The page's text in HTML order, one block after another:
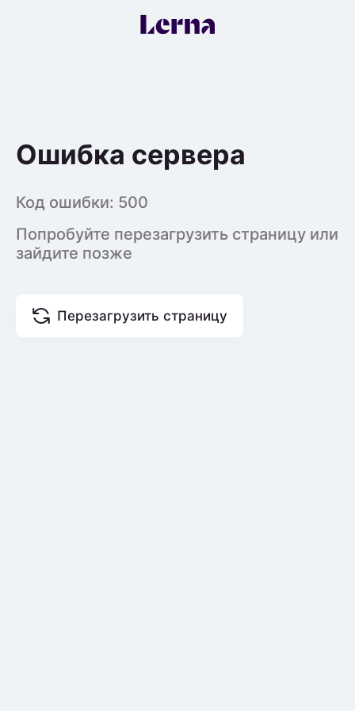
Ошибка сервера
Код ошибки: 500
Попробуйте перезагрузить страницу или
зайдите позже
Перезагрузить страницу